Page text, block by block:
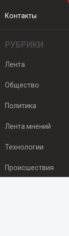
Контакты
РУБРИКИ
Лента
Общество
Политика
Лента мнений
Технологии
Происшествия